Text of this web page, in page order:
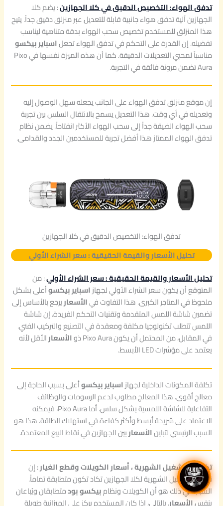
تدفق الهواء: التخصيص الدقيق في كلا الجهازين: يضم كلا
الجهازين آلية تدفق هواء جانبية قابلة للتعديل عبر منزلق دقيق جداً. يتيح
هذا المنزلق للمستخدم تخصيص سحب الهواء بدقة متناهية ليناسب
تفضيله. إن القدرة على التحكم في تدفق الهواء تجعلاسباير بيكسو
مناسباً لمحبي التعديلات الدقيقة. كما أن هذه الميزة نفسها في Pixo
Aura تضمن مرونة فائقة في التجربة.
إن موقع منزلق تدفق الهواء على الجانب يجعله سهل الوصول إليه
وتعديله في أي وقت. هذا التعديل يسمح بالانتقال السلس بين تجربة
سحب الهواء الضيقة جداً إلى سحب الهواء الأكثر انفتاحاً. يضمن نظام
تدفق الهواء الممتاز هذا أفضل تجربة للمستخدمين الجدد والقدامى.
تدفق الهواء: التخصيص الدقيق في كلا الجهازين
تحليل الأسعار والقيمة الحقيقية : سعر الشراء الأولي
تحليل الأسعار والقيمة الحقيقية : سعر الشراء الأولي: من
المتوقع أن يكون سعر الشراء الأولي لجهازاسباير بيكسوأعلى بشكل
ملحوظ في المتاجر الكبرى. هذا التفاوت فيالأسعاريرجع بالأساس إلى
تضمين شاشة اللمس المتقدمة وتقنيات التحكم الفريدة. إن شاشة
اللمس تتطلب تكنولوجيا مكلفة ومعقدة في التصنيع والتركيب الفني.
في المقابل، من المحتمل أن يكون Pixo Aura ذو
الأسعارالأقل لأنه
يعتمد على مؤشرات LED الأبسط.
تكلفة المكونات الداخلية لجهازاسباير بيكسوأعلى بسبب الحاجة إلى
معالج أقوى. هذا المعالج مطلوب لدعم الرسومات والوظائف
التفاعلية للشاشة اللمسية بشكل سلس. أما Pixo Aura، فيمكنه
الاعتماد على شريحة أبسط وأكثر كفاءة في استهلاك الطاقة. هذا هو
السبب الرئيسي لتباينالأسعاربين الجهازين في نقاط البيع المعتمدة.
تكلفة التشغيل الشهرية ، أسعار الكويلات وقطع الغيار: إن
تكلفة التشغيل الشهرية لكلا الجهازين تكاد تكون متطابقة تماماً.
السبب في ذلك هو أن الكويلات ونظامبيكسو بودمتطابقان ويُباعان
بنفسالأسعار. بالتالي، إذا كان المستخدم يركز على الميزانية طويلة